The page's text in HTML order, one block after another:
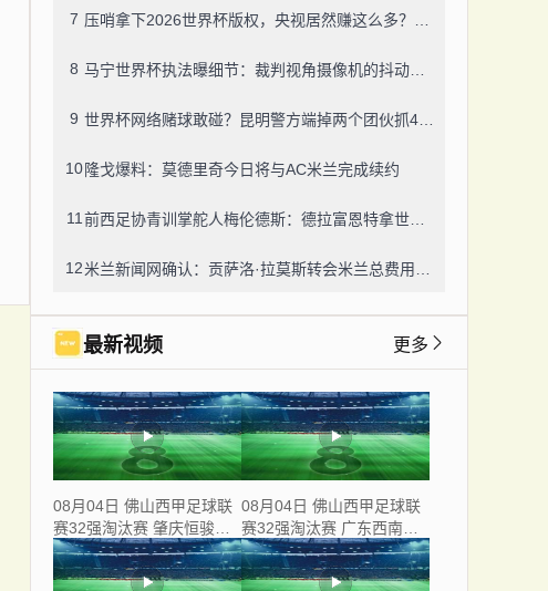
7
8
9
10隆戈爆料：莫德里奇今日将与AC米兰完成续约
11
12
最新视频 更多
08月04日 佛山西甲足球联
赛32强淘汰赛 肇庆恒骏成
VS 三七互娱 全场录像
08月04日 佛山西甲足球联
赛32强淘汰赛 广东西南建
设 VS 香港圣徒 全场录像